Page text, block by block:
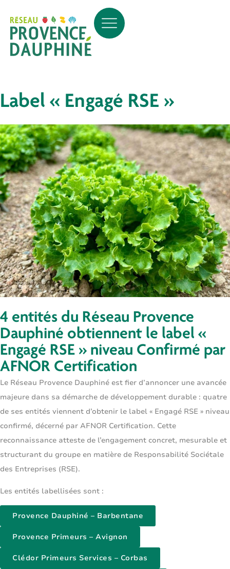
Label « Engagé RSE »
4 entités du Réseau Provence
Dauphiné obtiennent le label «
Engagé RSE » niveau Confirmé par
AFNOR Certification
Le Réseau Provence Dauphiné est fier d’annoncer une avancée
majeure dans sa démarche de développement durable : quatre
de ses entités viennent d’obtenir le label « Engagé RSE » niveau
confirmé, décerné par AFNOR Certification. Cette
reconnaissance atteste de l’engagement concret, mesurable et
structurant du groupe en matière de Responsabilité Sociétale
des Entreprises (RSE).
Les entités labellisées sont :
Provence Dauphiné – Barbentane
Provence Primeurs – Avignon
Clédor Primeurs Services – Corbas